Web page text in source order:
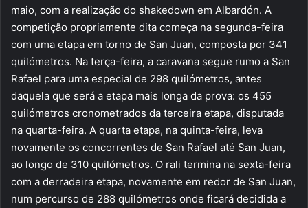
maio, com a realização do shakedown em Albardón. A
competição propriamente dita começa na segunda-feira
com uma etapa em torno de San Juan, composta por 341
quilómetros. Na terça-feira, a caravana segue rumo a San
Rafael para uma especial de 298 quilómetros, antes
daquela que será a etapa mais longa da prova: os 455
quilómetros cronometrados da terceira etapa, disputada
na quarta-feira. A quarta etapa, na quinta-feira, leva
novamente os concorrentes de San Rafael até San Juan,
ao longo de 310 quilómetros. O rali termina na sexta-feira
com a derradeira etapa, novamente em redor de San Juan,
num percurso de 288 quilómetros onde ficará decidida a